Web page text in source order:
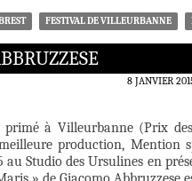
FESTIVAL DE VILLEURBANNE
8 JANVIER
primé à Villeurbanne (Prix
production, Mention
Studio des Ursulines en